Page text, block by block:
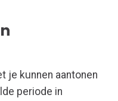
je kunnen aantonen
periode in